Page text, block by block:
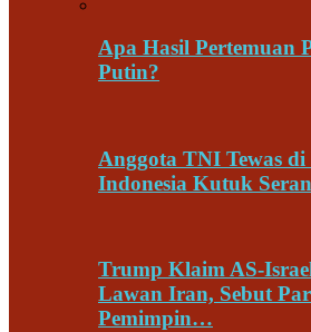
Apa Hasil Pertemuan
Putin?
Anggota TNI Tewas
Indonesia Kutuk
Trump Klaim AS-
Lawan Iran, Sebut
Pemimpin…